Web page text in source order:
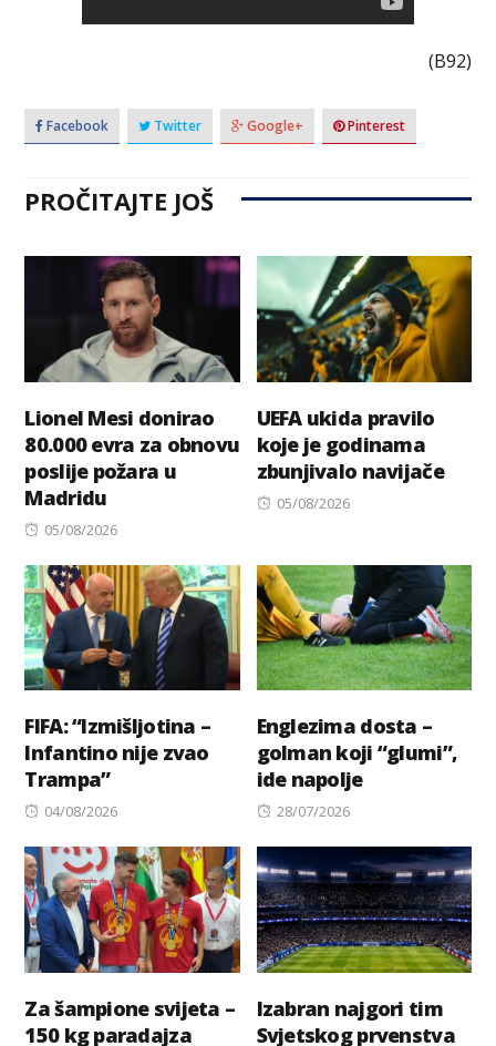
(B92)
Facebook Twitter Google+ Pinterest
PROČITAJTE JOŠ
Lionel Mesi donirao
80.000 evra za obnovu
poslije požara u
Madridu
Posted
05/08/2026
UEFA ukida pravilo
koje je godinama
zbunjivalo navijače
Posted
05/08/2026
FIFA: “Izmišljotina –
Infantino nije zvao
Trampa”
Posted
04/08/2026
Englezima dosta –
golman koji “glumi”,
ide napolje
Posted
28/07/2026
Za šampione svijeta –
150 kg paradajza
Izabran najgori tim
Svjetskog prvenstva